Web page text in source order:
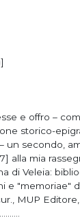
e offro –
storico-
un secondo,
alla mia
di Veleia:
e "memoriae"
MUP